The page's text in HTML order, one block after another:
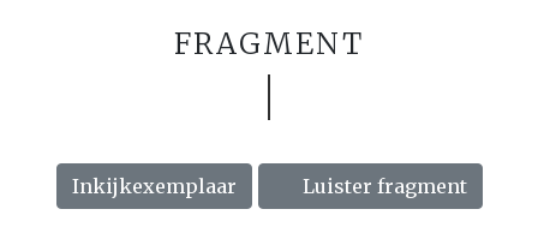
FRAGMENT
Inkijkexemplaar Luister fragment